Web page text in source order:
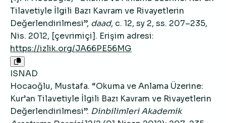
Tilavetiyle İlgili Bazı Kavram ve Rivayetlerin
Değerlendirilmesi”, daad, c. 12, sy 2, ss. 207–235,
Nis. 2012, [çevrimiçi]. Erişim adresi:
https://izlik.org/JA66PE56MG
ISNAD
Hocaoğlu, Mustafa. “Okuma ve Anlama Üzerine:
Kur’an Tilavetiyle İlgili Bazı Kavram ve Rivayetlerin
Değerlendirilmesi”. Dinbilimleri Akademik